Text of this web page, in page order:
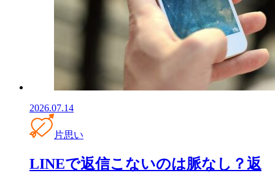
2026.07.14
片思い
LINEで返信こないのは脈なし？返